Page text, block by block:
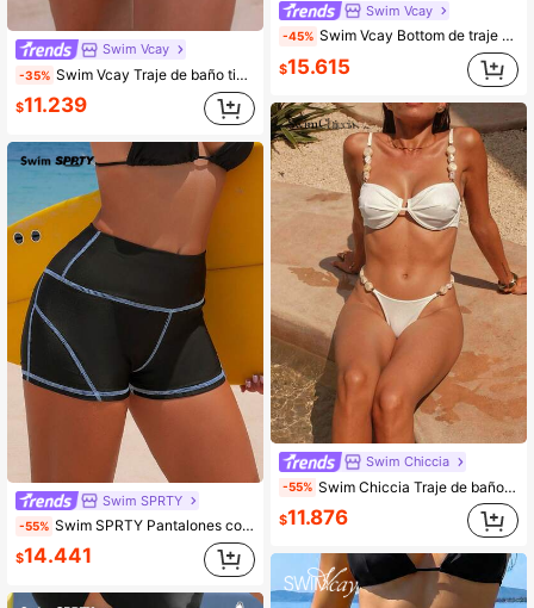
Swim Vcay
-35% Swim Vcay Traje de baño tipo tankini para vacaciones en la playa de las mujeres, tela especial
$11.239
Swim SPRTY
-55% Swim SPRTY Pantalones cortos deportivos de cintura alta con patchwork para mujer, adelgazantes, de moda, para primavera/verano
$14.441
Swim Vcay
-45% Swim Vcay Bottom de traje de baño sexy con estampado de vida marina y conchas, con lazos laterales, para vacaciones en la playa de mujeres
$15.615
Swim Chiccia
-55% Swim Chiccia Traje de baño de mujer con decoración de cadena lateral en unicolor y diseño triangular
$11.876